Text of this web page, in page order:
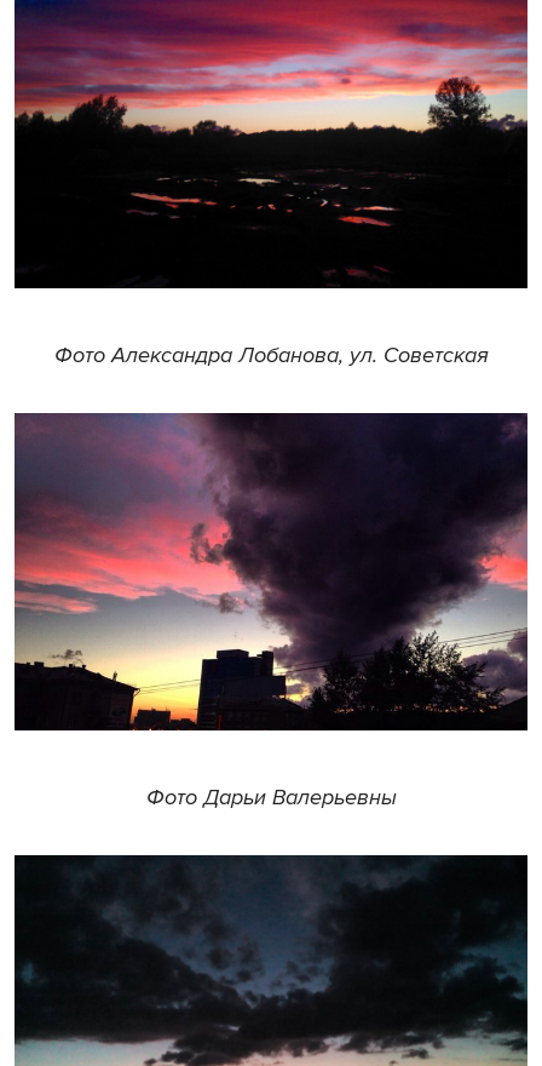
Фото Александра Лобанова, ул. Советская
Фото Дарьи Валерьевны